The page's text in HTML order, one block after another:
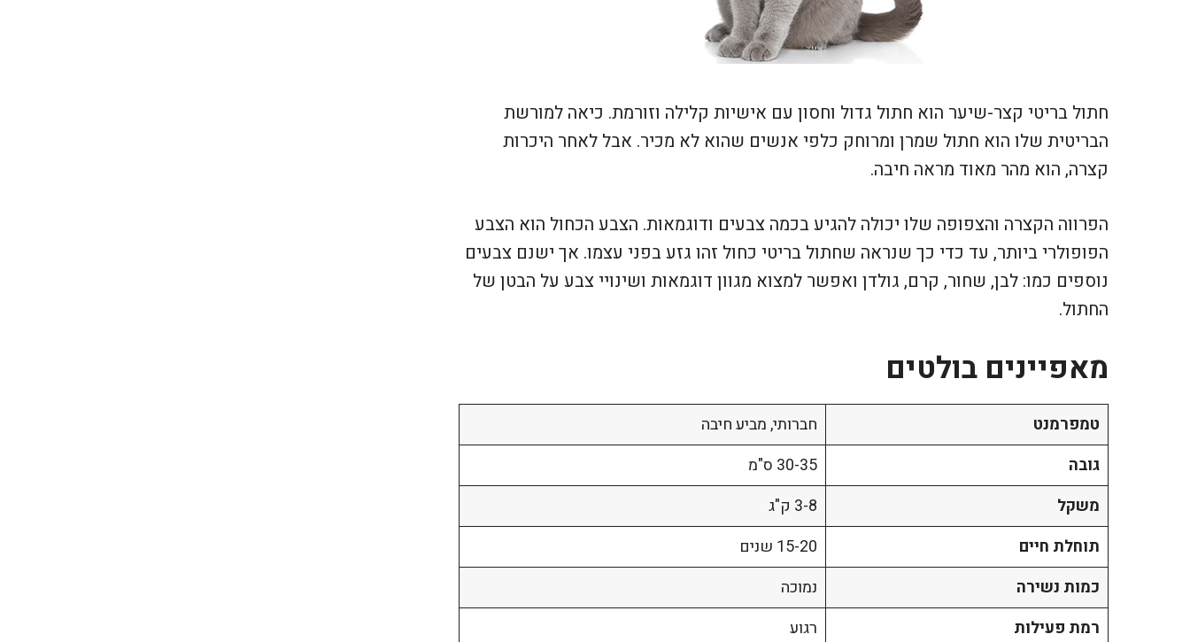
חתול בריטי קצר-שיער הוא חתול גדול וחסון עם אישיות קלילה וזורמת. כיאה למורשת
הבריטית שלו הוא חתול שמרן ומרוחק כלפי אנשים שהוא לא מכיר. אבל לאחר היכרות
קצרה, הוא מהר מאוד מראה חיבה.
הפרווה הקצרה והצפופה שלו יכולה להגיע בכמה צבעים ודוגמאות. הצבע הכחול הוא הצבע
הפופולרי ביותר, עד כדי כך שנראה שחתול בריטי כחול זהו גזע בפני עצמו. אך ישנם צבעים
נוספים כמו: לבן, שחור, קרם, גולדן ואפשר למצוא מגוון דוגמאות ושינויי צבע על הבטן של
החתול.
מאפיינים בולטים
טמפרמנט
חברותי, מביע חיבה
גובה
30-35 ס"מ
משקל
3-8 ק"ג
תוחלת חיים
15-20 שנים
כמות נשירה
נמוכה
רמת פעילות
רגוע